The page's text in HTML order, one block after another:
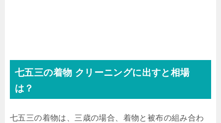
七五三の着物 クリーニングに出すと相場
は？
七五三の着物は、三歳の場合、着物と被布の組み合わ